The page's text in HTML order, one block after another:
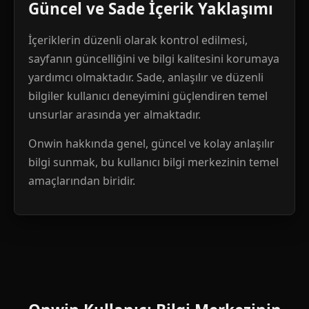
Güncel ve Sade İçerik Yaklaşımı
İçeriklerin düzenli olarak kontrol edilmesi,
sayfanın güncelliğini ve bilgi kalitesini korumaya
yardımcı olmaktadır. Sade, anlaşılır ve düzenli
bilgiler kullanıcı deneyimini güçlendiren temel
unsurlar arasında yer almaktadır.
Onwin hakkında genel, güncel ve kolay anlaşılır
bilgi sunmak, bu kullanıcı bilgi merkezinin temel
amaçlarından biridir.